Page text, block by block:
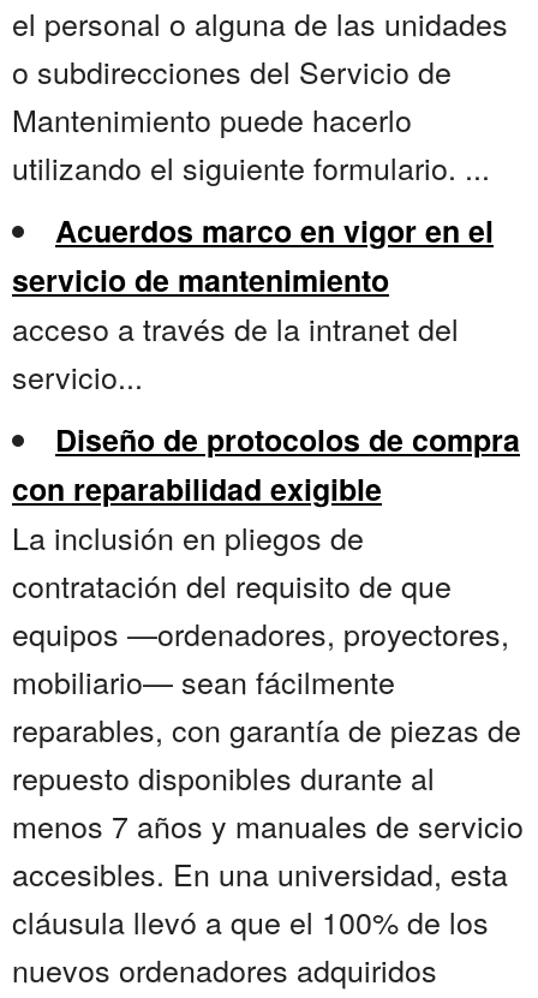
el personal o alguna de las unidades
o subdirecciones del Servicio de
Mantenimiento puede hacerlo
utilizando el siguiente formulario. ...
Acuerdos marco en vigor en el
servicio de mantenimiento
acceso a través de la intranet del
servicio...
Diseño de protocolos de compra
con reparabilidad exigible
La inclusión en pliegos de
contratación del requisito de que
equipos —ordenadores, proyectores,
mobiliario— sean fácilmente
reparables, con garantía de piezas de
repuesto disponibles durante al
menos 7 años y manuales de servicio
accesibles. En una universidad, esta
cláusula llevó a que el 100% de los
nuevos ordenadores adquiridos